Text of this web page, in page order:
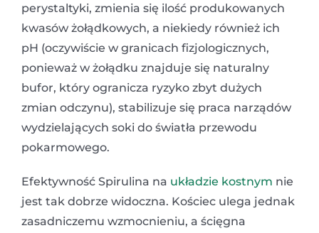
perystaltyki, zmienia się ilość produkowanych
kwasów żołądkowych, a niekiedy również ich
pH (oczywiście w granicach fizjologicznych,
ponieważ w żołądku znajduje się naturalny
bufor, który ogranicza ryzyko zbyt dużych
zmian odczynu), stabilizuje się praca narządów
wydzielających soki do światła przewodu
pokarmowego.
Efektywność Spirulina na układzie kostnym nie
jest tak dobrze widoczna. Kościec ulega jednak
zasadniczemu wzmocnieniu, a ścięgna